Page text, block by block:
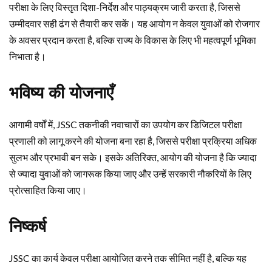
परीक्षा के लिए विस्तृत दिशा-निर्देश और पाठ्यक्रम जारी करता है, जिससे
उम्मीदवार सही ढंग से तैयारी कर सकें। यह आयोग न केवल युवाओं को रोजगार
के अवसर प्रदान करता है, बल्कि राज्य के विकास के लिए भी महत्वपूर्ण भूमिका
निभाता है।
भविष्य की योजनाएँ
आगामी वर्षों में, JSSC तकनीकी नवाचारों का उपयोग कर डिजिटल परीक्षा
प्रणाली को लागू करने की योजना बना रहा है, जिससे परीक्षा प्रक्रिया अधिक
सुलभ और प्रभावी बन सके। इसके अतिरिक्त, आयोग की योजना है कि ज्यादा
से ज्यादा युवाओं को जागरूक किया जाए और उन्हें सरकारी नौकरियों के लिए
प्रोत्साहित किया जाए।
निष्कर्ष
JSSC का कार्य केवल परीक्षा आयोजित करने तक सीमित नहीं है, बल्कि यह